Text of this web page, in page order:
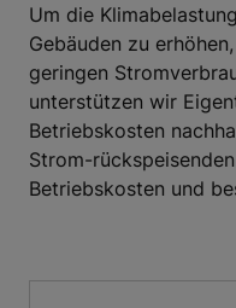
Um die
Gebäuden zu
geringen
unterstützen wir
Betriebskosten
Strom-
Betriebskosten und